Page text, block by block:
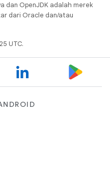
dan OpenJDK adalah merek
dari Oracle dan/atau
UTC.